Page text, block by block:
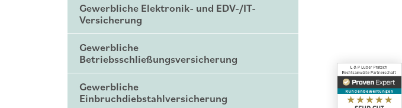
Gewerbliche Elektronik- und EDV-/IT-
Versicherung
Gewerbliche
Betriebsschließungsversicherung
Gewerbliche
Einbruchdiebstahlversicherung